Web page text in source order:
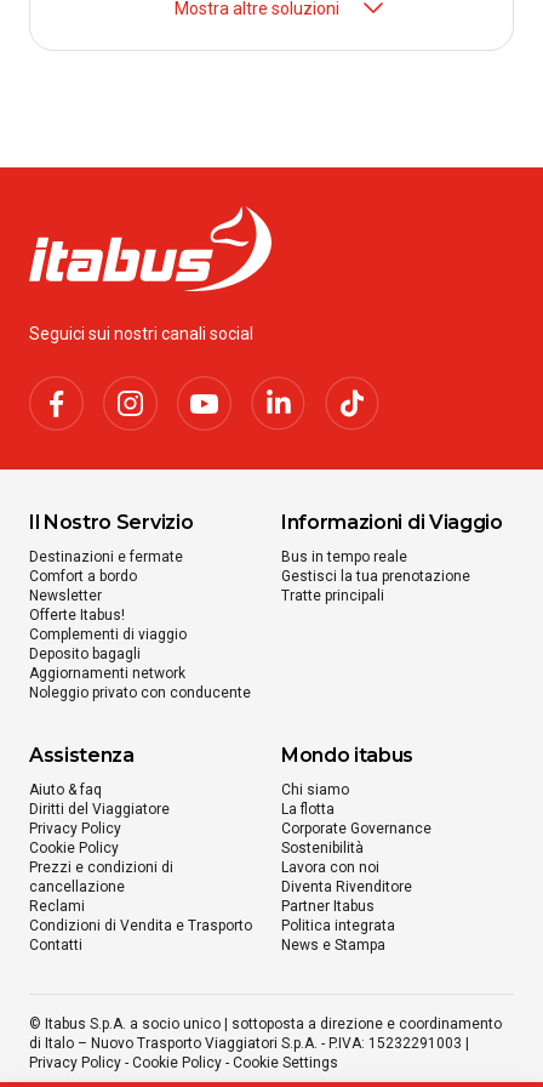
Mostra altre soluzioni
Seguici sui nostri canali social
Il Nostro Servizio
Destinazioni e fermate
Comfort a bordo
Newsletter
Offerte Itabus!
Complementi di viaggio
Deposito bagagli
Aggiornamenti network
Noleggio privato con conducente
Informazioni di Viaggio
Bus in tempo reale
Gestisci la tua prenotazione
Tratte principali
Assistenza
Aiuto & faq
Diritti del Viaggiatore
Privacy Policy
Cookie Policy
Prezzi e condizioni di
cancellazione
Reclami
Condizioni di Vendita e Trasporto
Contatti
Mondo itabus
Chi siamo
La flotta
Corporate Governance
Sostenibilità
Lavora con noi
Diventa Rivenditore
Partner Itabus
Politica integrata
News e Stampa
© Itabus S.p.A. a socio unico | sottoposta a direzione e coordinamento
di Italo – Nuovo Trasporto Viaggiatori S.p.A. - P.IVA: 15232291003 |
Privacy Policy - Cookie Policy - Cookie Settings